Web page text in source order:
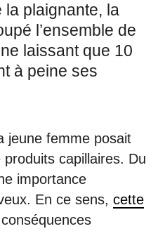
la plaignante, la
l’ensemble de
laissant que 10
à peine ses
jeune femme posait
capillaires. Du
importance
En ce sens, cette